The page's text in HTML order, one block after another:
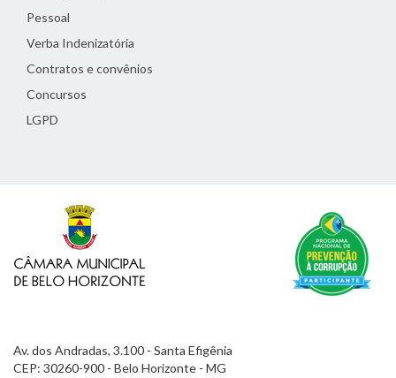
Pessoal
Verba Indenizatória
Contratos e convênios
Concursos
LGPD
Av. dos Andradas, 3.100 - Santa Efigênia
CEP: 30260-900 - Belo Horizonte - MG